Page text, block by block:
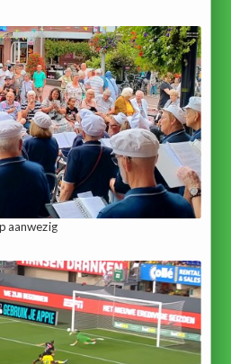
aanwezig